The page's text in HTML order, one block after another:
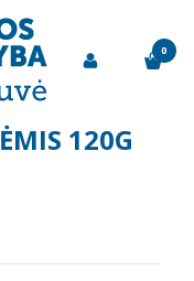
0
120g
SU
120G